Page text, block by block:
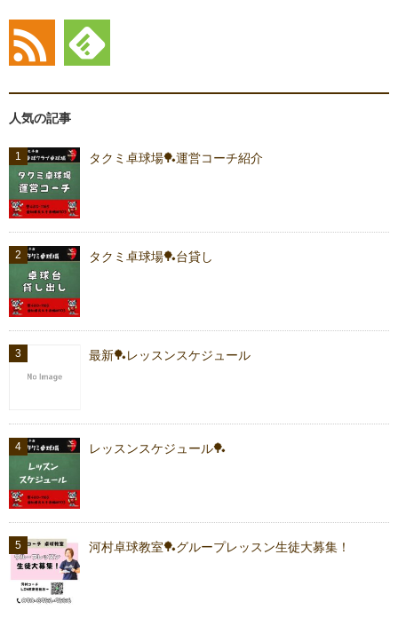
人気の記事
タクミ卓球場🏓運営コーチ紹介
タクミ卓球場🏓台貸し
最新🏓レッスンスケジュール
レッスンスケジュール🏓
河村卓球教室🏓グループレッスン生徒大募集！